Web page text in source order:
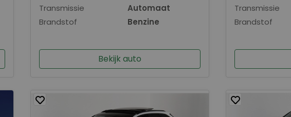
Transmissie
Automaat
Brandstof
Benzine
Bekijk auto
Transmissie
Brandstof